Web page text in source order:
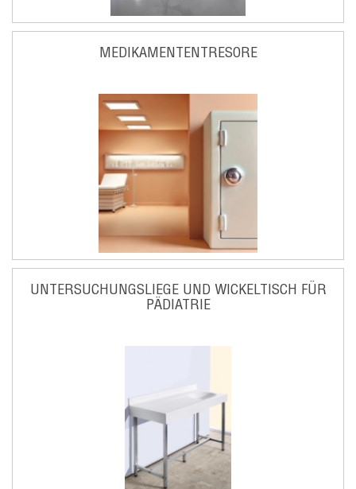
MEDIKAMENTENTRESORE
UNTERSUCHUNGSLIEGE UND WICKELTISCH FÜR
PÄDIATRIE